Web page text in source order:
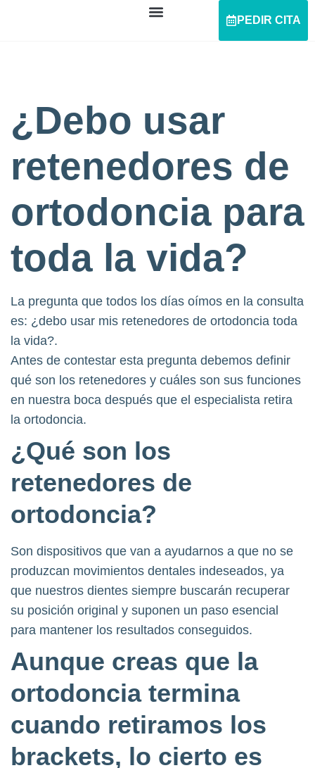
PEDIR CITA
¿Debo usar
retenedores de
ortodoncia para
toda la vida?
La pregunta que todos los días oímos en la consulta
es: ¿debo usar mis retenedores de ortodoncia toda
la vida?.
Antes de contestar esta pregunta debemos definir
qué son los retenedores y cuáles son sus funciones
en nuestra boca después que el especialista retira
la ortodoncia.
¿Qué son los
retenedores de
ortodoncia?
Son dispositivos que van a ayudarnos a que no se
produzcan movimientos dentales indeseados, ya
que nuestros dientes siempre buscarán recuperar
su posición original y suponen un paso esencial
para mantener los resultados conseguidos.
Aunque creas que la
ortodoncia termina
cuando retiramos los
brackets, lo cierto es